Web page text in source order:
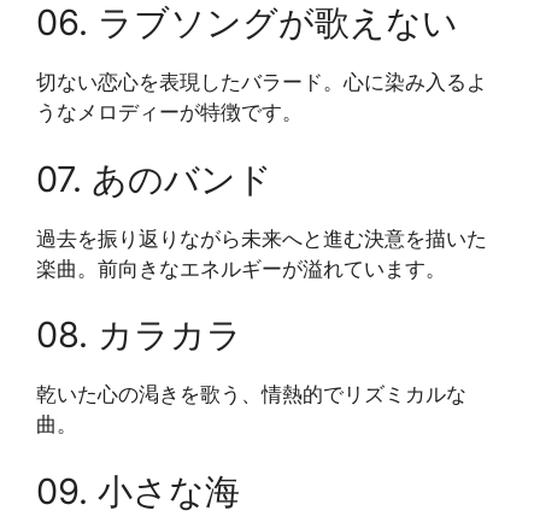
06. ラブソングが歌えない
切ない恋心を表現したバラード。心に染み入るよ
うなメロディーが特徴です。
07. あのバンド
過去を振り返りながら未来へと進む決意を描いた
楽曲。前向きなエネルギーが溢れています。
08. カラカラ
乾いた心の渇きを歌う、情熱的でリズミカルな
曲。
09. 小さな海